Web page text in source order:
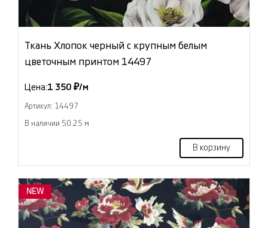
Ткань Хлопок черный с крупным белым
цветочным принтом 14497
Цена:1 350 ₽/м
Артикул: 14497
В наличии 50.25 м
В корзину
NEW